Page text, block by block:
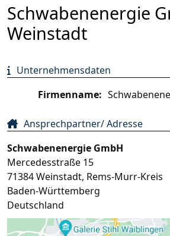
Schwabenenergie
Weinstadt
Unternehmensdaten
Firmenname:
Ansprechpartner/ Adresse
Schwabenenergie GmbH
Mercedesstraße 15
71384Weinstadt, Rems-Murr-Kreis
Baden-Württemberg
Deutschland